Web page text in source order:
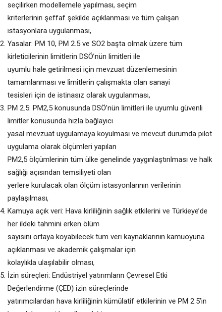
seçilirken modellemele yapılması, seçim
kriterlerinin şeffaf şekilde açıklanması ve tüm çalışan
istasyonlara uygulanması,
Yasalar: PM 10, PM 2.5 ve SO2 başta olmak üzere tüm
kirleticilerinin limitlerin DSÖ’nün limitleri ile
uyumlu hale getirilmesi için mevzuat düzenlemesinin
tamamlanması ve limitlerin çalışmakta olan sanayi
tesisleri için de istinasız olarak uygulanması,
PM 2.5: PM2,5 konusunda DSÖ’nün limitleri ile uyumlu güvenli
limitler konusunda hızla bağlayıcı
yasal mevzuat uygulamaya koyulması ve mevcut durumda pilot
uygulama olarak ölçümleri yapılan
PM2,5 ölçümlerinin tüm ülke genelinde yaygınlaştırılması ve halk
sağlığı açısından temsiliyeti olan
yerlere kurulacak olan ölçüm istasyonlarının verilerinin
paylaşılması,
Kamuya açık veri: Hava kirliliğinin sağlık etkilerini ve Türkieye’de
her ildeki tahmini erken ölüm
sayısını ortaya koyabilecek tüm veri kaynaklarının kamuoyuna
açıklanması ve akademik çalışmalar için
kolaylıkla ulaşılabilir olması,
İzin süreçleri: Endüstriyel yatırımların Çevresel Etki
Değerlendirme (ÇED) izin süreçlerinde
yatırımcılardan hava kirliliğinin kümülatif etkilerinin ve PM 2.5’in